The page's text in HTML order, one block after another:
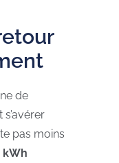
de
pas moins
kWh